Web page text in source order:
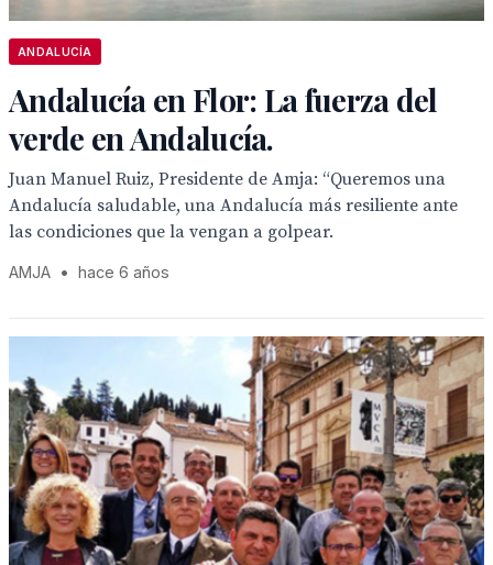
ANDALUCÍA
Andalucía en Flor: La fuerza del
verde en Andalucía.
Juan Manuel Ruiz, Presidente de Amja: “Queremos una
Andalucía saludable, una Andalucía más resiliente ante
las condiciones que la vengan a golpear.
AMJA • hace 6 años